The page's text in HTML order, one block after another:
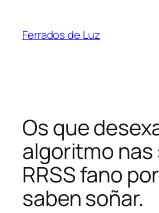
contido
Ferrados de Luz
Os que
algoritmo nas
RRSS fano
saben soñar.